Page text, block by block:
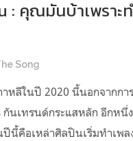
: คุณมันบ้าเพราะ
Song
าหลีในปี 2020 นี้นอกจากก
นเทรนด์กระแสหลัก อีกหนึ่
ปีนี้คือเหล่าศิลปินเริ่มทำเพล